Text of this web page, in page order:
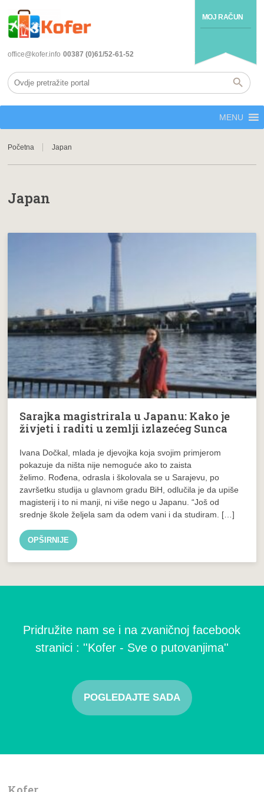
MOJ RAČUN
office@kofer.info 00387 (0)61/52-61-52
MENU
Početna Japan
Japan
Sarajka magistrirala u Japanu: Kako je
živjeti i raditi u zemlji izlazećeg Sunca
Ivana Dočkal, mlada je djevojka koja svojim primjerom
pokazuje da ništa nije nemoguće ako to zaista
želimo. Rođena, odrasla i školovala se u Sarajevu, po
završetku studija u glavnom gradu BiH, odlučila je da upiše
magisterij i to ni manji, ni više nego u Japanu. “Još od
srednje škole željela sam da odem vani i da studiram. […]
OPŠIRNIJE
Pridružite nam se i na zvaničnoj facebook
stranici : ''Kofer - Sve o putovanjima''
POGLEDAJTE SADA